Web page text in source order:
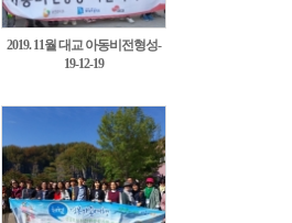
2019. 11월 대교 아동비전형성-
덕수궁, 서대문 형무소5
19-12-19